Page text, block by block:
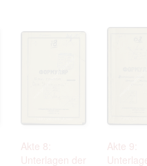
Akte 8:
Unterlagen der
Akte 9: